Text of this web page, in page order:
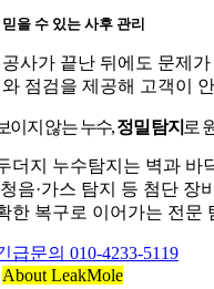
믿을 수 있는 사후 관리
공사가 끝난 뒤에도 문제
와 점검을 제공해 고객이
이지 않는 누수,정밀 탐지 로
더지 누수탐지는 벽과 바
청음·가스 탐지 등 첨단 장
한 복구로 이어가는 전문
급문의 010-4233-5119
About LeakMole